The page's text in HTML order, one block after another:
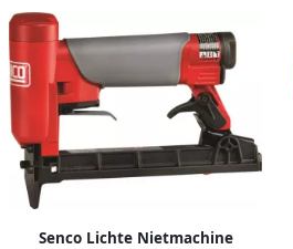
Senco Lichte Nietmachine